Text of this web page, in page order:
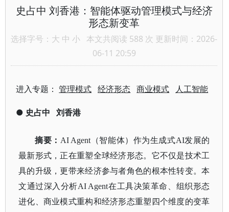
史占中 刘香港：智能体驱动管理模式与经济
形态新变革
选择字号： 大 中 小 本文共阅读 588 次 更新时间：2026-
06-11 20:59
进入专题：管理模式 经济形态 商业模式 人工智能
● 史占中 刘香港
摘要： AI Agent （智能体）作为生成式AI发展的
最新形式，正在重塑全球经济形态。它不仅是技术工
具的升级，更带来经济参与者角色的根本性转变。本
文通过深入分析AI Agent在工具决策革命、组织形态
进化、商业模式重构和经济形态重塑四个维度的变革